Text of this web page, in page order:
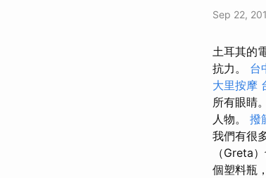
Sep 22,
土耳其的
抗力。 台
大里按摩
所有眼睛。
人物。 撥
我們有很
（Greta
個塑料瓶